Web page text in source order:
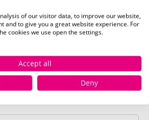
Sofort verfügbar
Sie Ihre Werbeartikel bei
Pinkcube
of our visitor data, to improve our website,
and to give you a great website experience. For
cookies we use open the settings.
Accept all
Deny